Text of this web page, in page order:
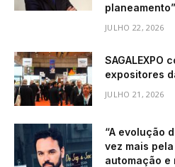
planeamento”
JULHO 22, 2026
SAGALEXPO
expositores
JULHO 21, 2026
“A evolução
vez mais
automação